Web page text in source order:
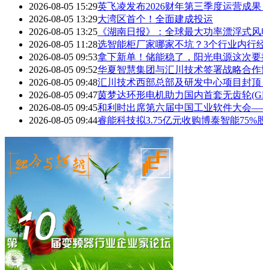
2026-08-05 15:29英飞凌发布2026财年第三季度运营成
2026-08-05 13:29大湾区首个！全面建成投运
2026-08-05 13:25 《湖南日报》：全球最大功率漂浮式
2026-08-05 11:28选智能柜厂家哪家不坑？3个行业内行
2026-08-05 09:53拿下新单！储能稳了，阳光电源这次
2026-08-05 09:52华夏智慧集团与汇川技术签署战略合
2026-08-05 09:48汇川技术西部总部及研发中心项目封
2026-08-05 09:47茵梦达环形电机助力国内首套无齿轮
2026-08-05 09:45和利时出席第六届中国工业软件大会
2026-08-05 09:44睿能科技拟3.75亿元收购博泰智能75%